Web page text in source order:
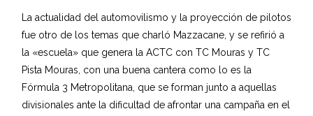
La actualidad del automovilismo y la proyección de pilotos
fue otro de los temas que charló Mazzacane, y se refirió a
la «escuela» que genera la ACTC con TC Mouras y TC
Pista Mouras, con una buena cantera como lo es la
Fórmula 3 Metropolitana, que se forman junto a aquellas
divisionales ante la dificultad de afrontar una campaña en el